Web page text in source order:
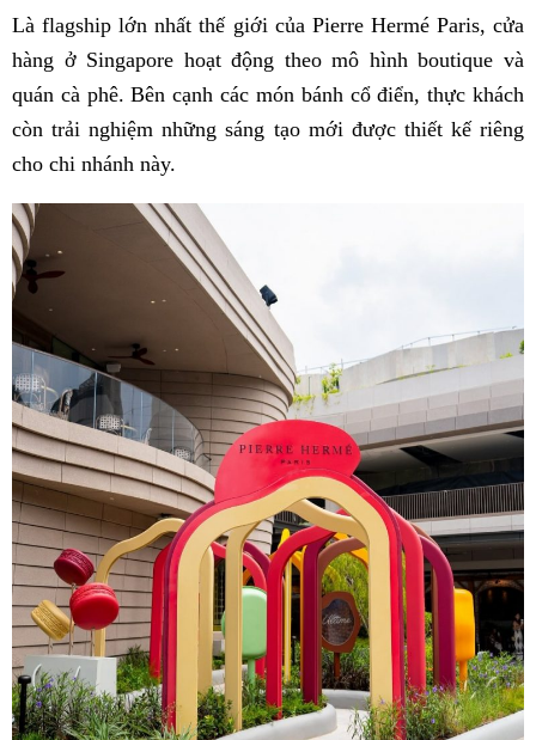
Là flagship lớn nhất thế giới của Pierre Hermé Paris, cửa
hàng ở Singapore hoạt động theo mô hình boutique và
quán cà phê. Bên cạnh các món bánh cổ điển, thực khách
còn trải nghiệm những sáng tạo mới được thiết kế riêng
cho chi nhánh này.